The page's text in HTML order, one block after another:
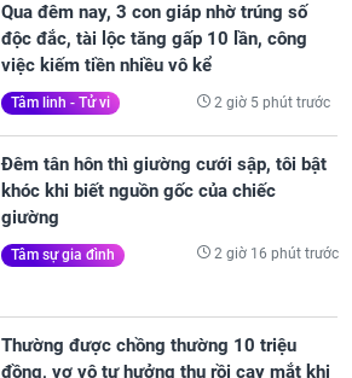
Qua đêm nay, 3 con giáp nhờ trúng số
độc đắc, tài lộc tăng gấp 10 lần, công
việc kiếm tiền nhiều vô kể
Tâm linh - Tử vi 2 giờ 5 phút trước
Đêm tân hôn thì giường cưới sập, tôi bật
khóc khi biết nguồn gốc của chiếc
giường
Tâm sự gia đình 2 giờ 16 phút trước
Thường được chồng thường 10 triệu
đồng, vợ vô tư hưởng thụ rồi cay mắt khi